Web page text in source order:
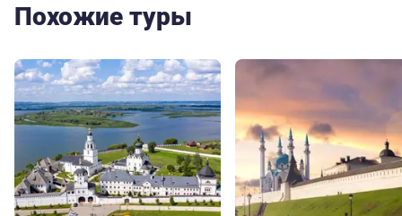
Похожие туры